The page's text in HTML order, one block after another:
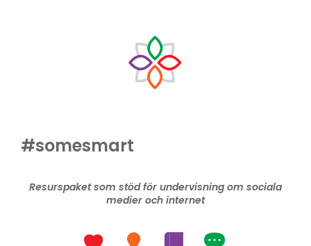
#somesmart
Resurspaket som stöd för undervisning om sociala
medier och internet